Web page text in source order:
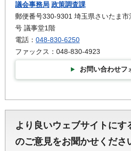
議会事務局 政策調査課
郵便番号330-9301 埼玉県さいたま
号 議事堂1階
電話： 048-830-6250
ファックス：048-830-4923
お問い合わせフ
より良いウェブサイトにす
のご意見をお聞かせくださ